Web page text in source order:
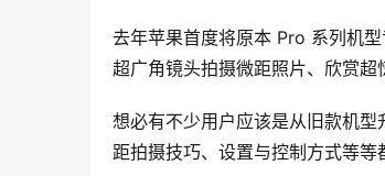
去年苹果首度将原本 Pro 系列机
超广角镜头拍摄微距照片、欣赏超
想必有不少用户应该是从旧款机
距拍摄技巧、设置与控制方式等等